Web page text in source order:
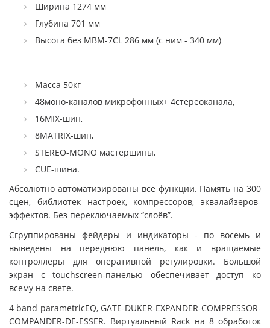
Ширина 1274 мм
Глубина 701 мм
Высота без MBM-7CL 286 мм (с ним - 340 мм)
Масса 50кг
48моно-каналов микрофонных+ 4стереоканала,
16MIX-шин,
8MATRIX-шин,
STEREO-MONO мастершины,
CUE-шина.
Абсолютно автоматизированы все функции. Память на 300
сцен, библиотек настроек, компрессоров, эквалайзеров-
эффектов. Без переключаемых “слоёв”.
Сгруппированы фейдеры и индикаторы - по восемь и
выведены на переднюю панель, как и вращаемые
контроллеры для оперативной регулировки. Большой
экран с touсhscreen-панелью обеспечивает доступ ко
всему на свете.
4 band parametricEQ, GATE-DUKER-EXPANDER-COMPRESSOR-
COMPANDER-DE-ESSER. Виртуальный Rack на 8 обработок